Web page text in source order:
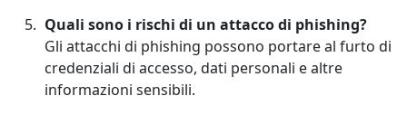
Quali sono i rischi di un attacco di phishing?
Gli attacchi di phishing possono portare al furto di
credenziali di accesso, dati personali e altre
informazioni sensibili.